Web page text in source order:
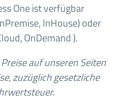
One ist verfügbar
InHouse) oder
OnDemand ).
auf unseren Seiten
zuzüglich gesetzliche